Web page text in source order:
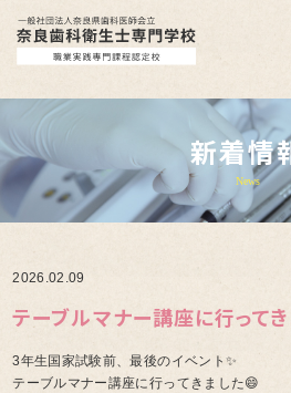
新着情
News
2026.02.09
テーブルマナー講座に行って
3年生国家試験前、最後のイベント✨
テーブルマナー講座に行ってきました😄